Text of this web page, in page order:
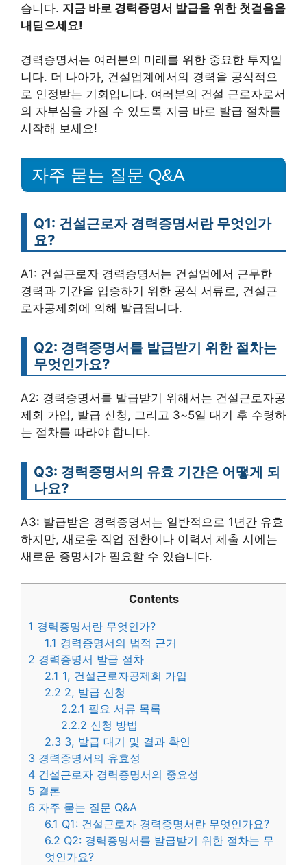
습니다. 지금 바로 경력증명서 발급을 위한 첫걸음을
내딛으세요!
경력증명서는 여러분의 미래를 위한 중요한 투자입
니다. 더 나아가, 건설업계에서의 경력을 공식적으
로 인정받는 기회입니다. 여러분의 건설 근로자로서
의 자부심을 가질 수 있도록 지금 바로 발급 절차를
시작해 보세요!
자주 묻는 질문 Q&A
Q1: 건설근로자 경력증명서란 무엇인가
요?
A1: 건설근로자 경력증명서는 건설업에서 근무한
경력과 기간을 입증하기 위한 공식 서류로, 건설근
로자공제회에 의해 발급됩니다.
Q2: 경력증명서를 발급받기 위한 절차는
무엇인가요?
A2: 경력증명서를 발급받기 위해서는 건설근로자공
제회 가입, 발급 신청, 그리고 3~5일 대기 후 수령하
는 절차를 따라야 합니다.
Q3: 경력증명서의 유효 기간은 어떻게 되
나요?
A3: 발급받은 경력증명서는 일반적으로 1년간 유효
하지만, 새로운 직업 전환이나 이력서 제출 시에는
새로운 증명서가 필요할 수 있습니다.
Contents
1 경력증명서란 무엇인가?
1.1 경력증명서의 법적 근거
2 경력증명서 발급 절차
2.1 1, 건설근로자공제회 가입
2.2 2, 발급 신청
2.2.1 필요 서류 목록
2.2.2 신청 방법
2.3 3, 발급 대기 및 결과 확인
3 경력증명서의 유효성
4 건설근로자 경력증명서의 중요성
5 결론
6 자주 묻는 질문 Q&A
6.1 Q1: 건설근로자 경력증명서란 무엇인가요?
6.2 Q2: 경력증명서를 발급받기 위한 절차는 무
엇인가요?